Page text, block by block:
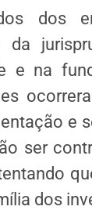
dos
da
e na
e
ser
dos